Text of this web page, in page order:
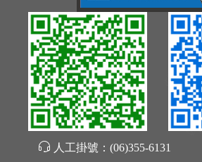
人工掛號： (06)355-6131